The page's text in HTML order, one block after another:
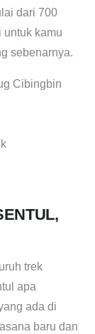
dari 700
untuk kamu
sebenarnya.
Cibingbin
trek
apa
ada di
baru dan